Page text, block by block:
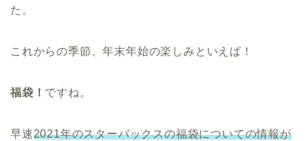
た。
これからの季節、年末年始の楽しみといえば！
福袋！ ですね。
早速2021年のスターバックスの福袋についての情報が